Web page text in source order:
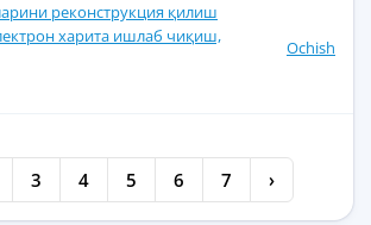
реконструкция қилиш
харита ишлаб чиқиш,
Ochish
3 4 5 6 7 ›